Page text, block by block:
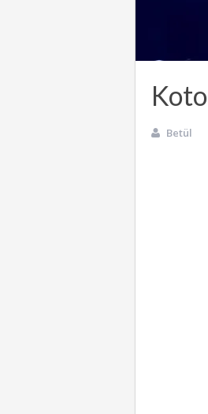
Betül